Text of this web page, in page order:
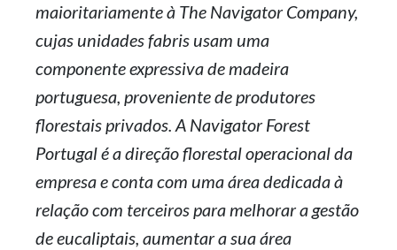
maioritariamente à The Navigator Company,
cujas unidades fabris usam uma
componente expressiva de madeira
portuguesa, proveniente de produtores
florestais privados. A Navigator Forest
Portugal é a direção florestal operacional da
empresa e conta com uma área dedicada à
relação com terceiros para melhorar a gestão
de eucaliptais, aumentar a sua área